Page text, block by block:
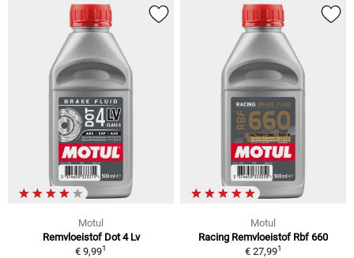
Motul
Remvloeistof Dot 4 Lv
€ 9,991
Motul
Racing Remvloeistof Rbf 660
€ 27,991